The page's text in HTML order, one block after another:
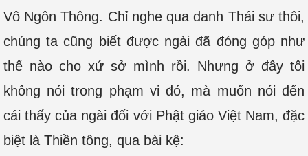
Vô Ngôn Thông. Chỉ nghe qua danh Thái sư thôi,
chúng ta cũng biết được ngài đã đóng góp như
thế nào cho xứ sở mình rồi. Nhưng ở đây tôi
không nói trong phạm vi đó, mà muốn nói đến
cái thấy của ngài đối với Phật giáo Việt Nam, đặc
biệt là Thiền tông, qua bài kệ: